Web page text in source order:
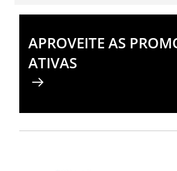
APROVEITE AS
ATIVAS